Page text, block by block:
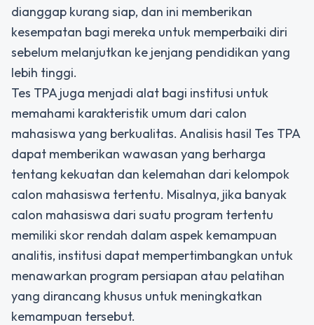
dianggap kurang siap, dan ini memberikan
kesempatan bagi mereka untuk memperbaiki diri
sebelum melanjutkan ke jenjang pendidikan yang
lebih tinggi.
Tes TPA juga menjadi alat bagi institusi untuk
memahami karakteristik umum dari calon
mahasiswa yang berkualitas. Analisis hasil Tes TPA
dapat memberikan wawasan yang berharga
tentang kekuatan dan kelemahan dari kelompok
calon mahasiswa tertentu. Misalnya, jika banyak
calon mahasiswa dari suatu program tertentu
memiliki skor rendah dalam aspek kemampuan
analitis, institusi dapat mempertimbangkan untuk
menawarkan program persiapan atau pelatihan
yang dirancang khusus untuk meningkatkan
kemampuan tersebut.